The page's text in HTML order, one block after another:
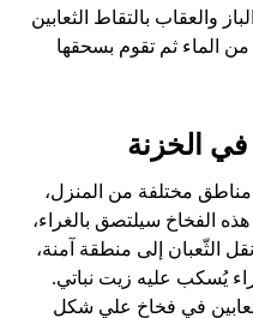
والعقاب بالتقاط الثعابين
الماء ثم تقوم بسحقها
في الخزنة
مختلفة من المنزل،
الفخاخ سيلتصق بالغراء،
الثّعبان إلى منطقة آمنة،
يُسكب عليه زيت نباتي.
في فخاخ علي شكل